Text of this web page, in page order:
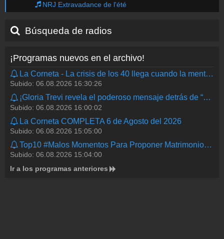
NRJ Extravadance de l'été
Búsqueda de radios
¡Programas nuevos en el archivo!
La Corneta - La crisis de los 40 llega cuando la mente pide aventura y la espalda pomada
Subido: 06.08.2026 16:30:26
¡Gloria Trevi revela el poderoso mensaje detrás de “Pompas de jabón” que pocos han notado!
Subido: 06.08.2026 16:00:02
La Corneta COMPLETA 6 de Agosto del 2026
Subido: 06.08.2026 15:05:00
Top10 #Malos Momentos Para Proponer Matrimonio…
Subido: 06.08.2026 15:04:00
Ir a los programas anteriores